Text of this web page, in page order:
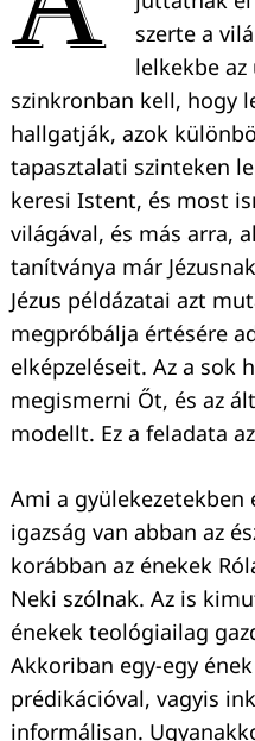
szerte a
lelkekbe
szinkronban kell, hogy
hallgatják, azok
tapasztalati szinteken
keresi Istent, és most
világával, és más arra,
tanítványa már
Jézus példázatai azt
megpróbálja értésére
elképzeléseit. Az a sok
megismerni Őt, és az
modellt. Ez a feladata
Ami a
igazság van abban az
korábban az énekek
Neki szólnak. Az is
énekek teológiailag
Akkoriban egy-egy
prédikációval, vagyis
informálisan.